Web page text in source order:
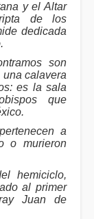
y el Altar
de los
dedicada
son
una calavera
es la sala
que
a
o murieron
hemiciclo,
al primer
Juan de